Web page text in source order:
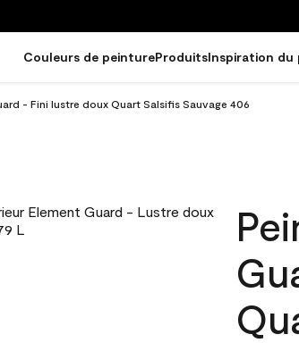
Couleurs de peintureProduitsInspiration du
- Fini lustre doux Quart Salsifis Sauvage 406